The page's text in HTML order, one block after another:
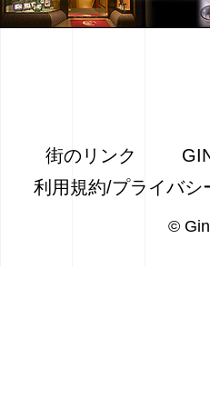
街のリンク
利用規約/プライバシ
©